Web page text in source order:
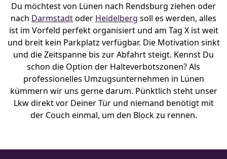
Du möchtest von Lünen nach Rendsburg ziehen oder
nach Darmstadtoder Heidelberg soll es werden, alles
ist im Vorfeld perfekt organisiert und am Tag X ist weit
und breit kein Parkplatz verfügbar. Die Motivation sinkt
und die Zeitspanne bis zur Abfahrt steigt. Kennst Du
schon die Option der Halteverbotszonen? Als
professionelles Umzugsunternehmen in Lünen
kümmern wir uns gerne darum. Pünktlich steht unser
Lkw direkt vor Deiner Tür und niemand benötigt mit
der Couch einmal, um den Block zu rennen.